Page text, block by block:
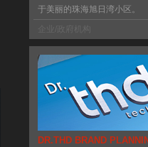
于美丽的珠海旭日湾小区。
企业/政府机构
DR.THD BRAND